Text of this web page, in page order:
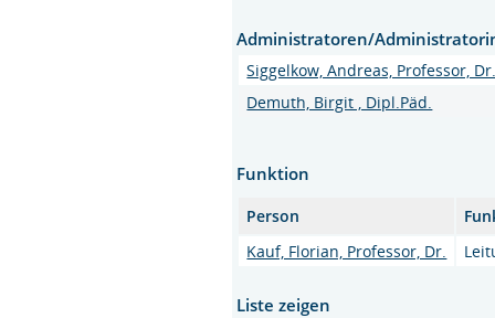
Administratoren/
Siggelkow, Andreas, Professor,
Demuth, Birgit , Dipl.Päd.
Funktion
Person
Kauf, Florian, Professor, Dr.
Liste zeigen